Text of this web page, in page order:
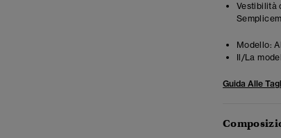
Vestibilità
Modello:
Il/La
Guida Alle